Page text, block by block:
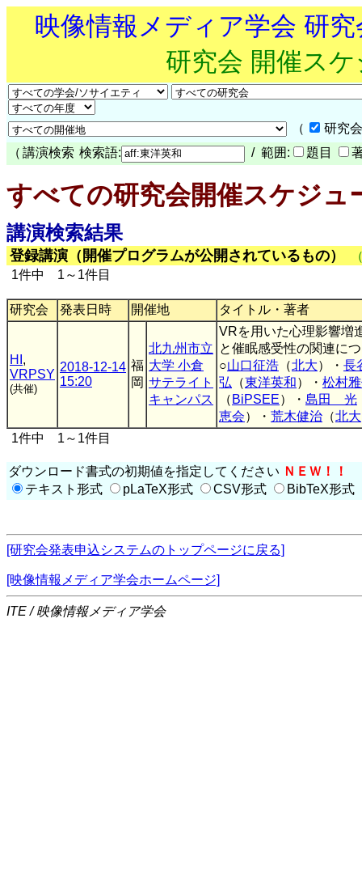
映像情報メディア学会 研
研究会 開催ス
（
研究
（ 講演検索 検索語: / 範囲: 題目
すべての研究会開催スケジュ
講演検索結果
登録講演（開催プログラムが公開されているもの）
1件中 1～1件目
研究会 発表日時 開催地 タイトル・著者
HI ,
VRPSY
(共催)
2018-12-14
15:20
福
岡
北九州市立
大学 小倉
サテライト
キャンパス
VRを用いた心理影響増
と催眠感受性の関連に
○山口征浩 （北大）・ 長
弘 （東洋英和）・ 松村
（ BiPSEE）・ 島田 光
恵会）・ 荒木健治 （北大
1件中 1～1件目
ダウンロード書式の初期値を指定してください ＮＥＷ！！
テキスト形式
pLaTeX形式 CSV形式 BibTeX形式
[研究会発表申込システムのトップページに戻る]
[映像情報メディア学会ホームページ]
ITE / 映像情報メディア学会